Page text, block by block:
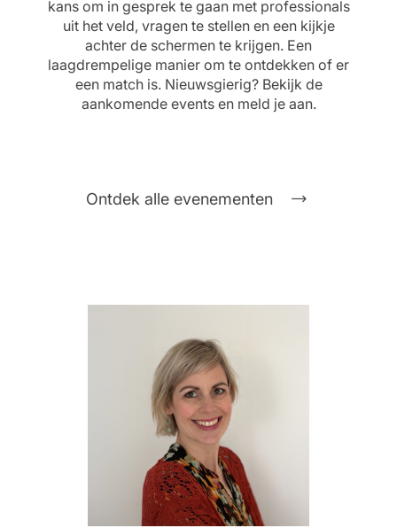
kans om in gesprek te gaan met professionals
uit het veld, vragen te stellen en een kijkje
achter de schermen te krijgen. Een
laagdrempelige manier om te ontdekken of er
een match is. Nieuwsgierig? Bekijk de
aankomende events en meld je aan.
Ontdek alle evenementen